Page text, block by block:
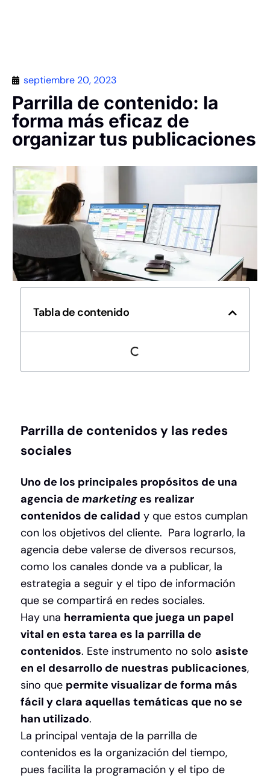
septiembre 20, 2023
Parrilla de contenido: la
forma más eficaz de
organizar tus publicaciones
Tabla de contenido
Parrilla de contenidos y las redes
sociales
Uno de los principales propósitos de una
agencia de marketinges realizar
contenidos de calidad y que estos cumplan
con los objetivos del cliente. Para lograrlo, la
agencia debe valerse de diversos recursos,
como los canales donde va a publicar, la
estrategia a seguir y el tipo de información
que se compartirá en redes sociales.
Hay una herramienta que juega un papel
vital en esta tarea es la parrilla de
contenidos. Este instrumento no solo asiste
en el desarrollo de nuestras publicaciones,
sino que permite visualizar de forma más
fácil y clara aquellas temáticas que no se
han utilizado.
La principal ventaja de la parrilla de
contenidos es la organización del tiempo,
pues facilita la programación y el tipo de